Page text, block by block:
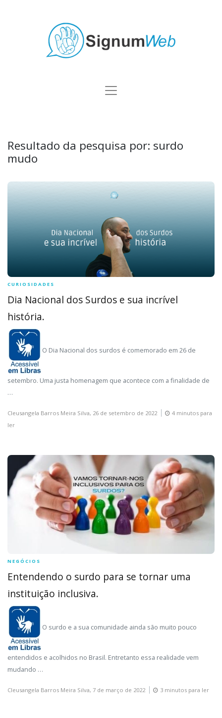
Resultado da pesquisa por: surdo
mudo
CURIOSIDADES
Dia Nacional dos Surdos e sua incrível
história.
O Dia Nacional dos surdos é comemorado em 26 de
setembro. Uma justa homenagem que acontece com a finalidade de
…
Cleusangela Barros Meira Silva, 26 de setembro de 2022
4 minutos para
ler
NEGÓCIOS
Entendendo o surdo para se tornar uma
instituição inclusiva.
O surdo e a sua comunidade ainda são muito pouco
entendidos e acolhidos no Brasil. Entretanto essa realidade vem
mudando …
Cleusangela Barros Meira Silva, 7 de março de 2022 3 minutos para ler